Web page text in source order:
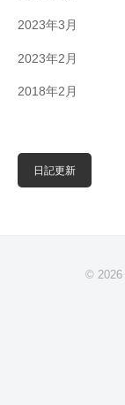
2023年3月
2023年2月
2018年2月
日記更新
© 2026